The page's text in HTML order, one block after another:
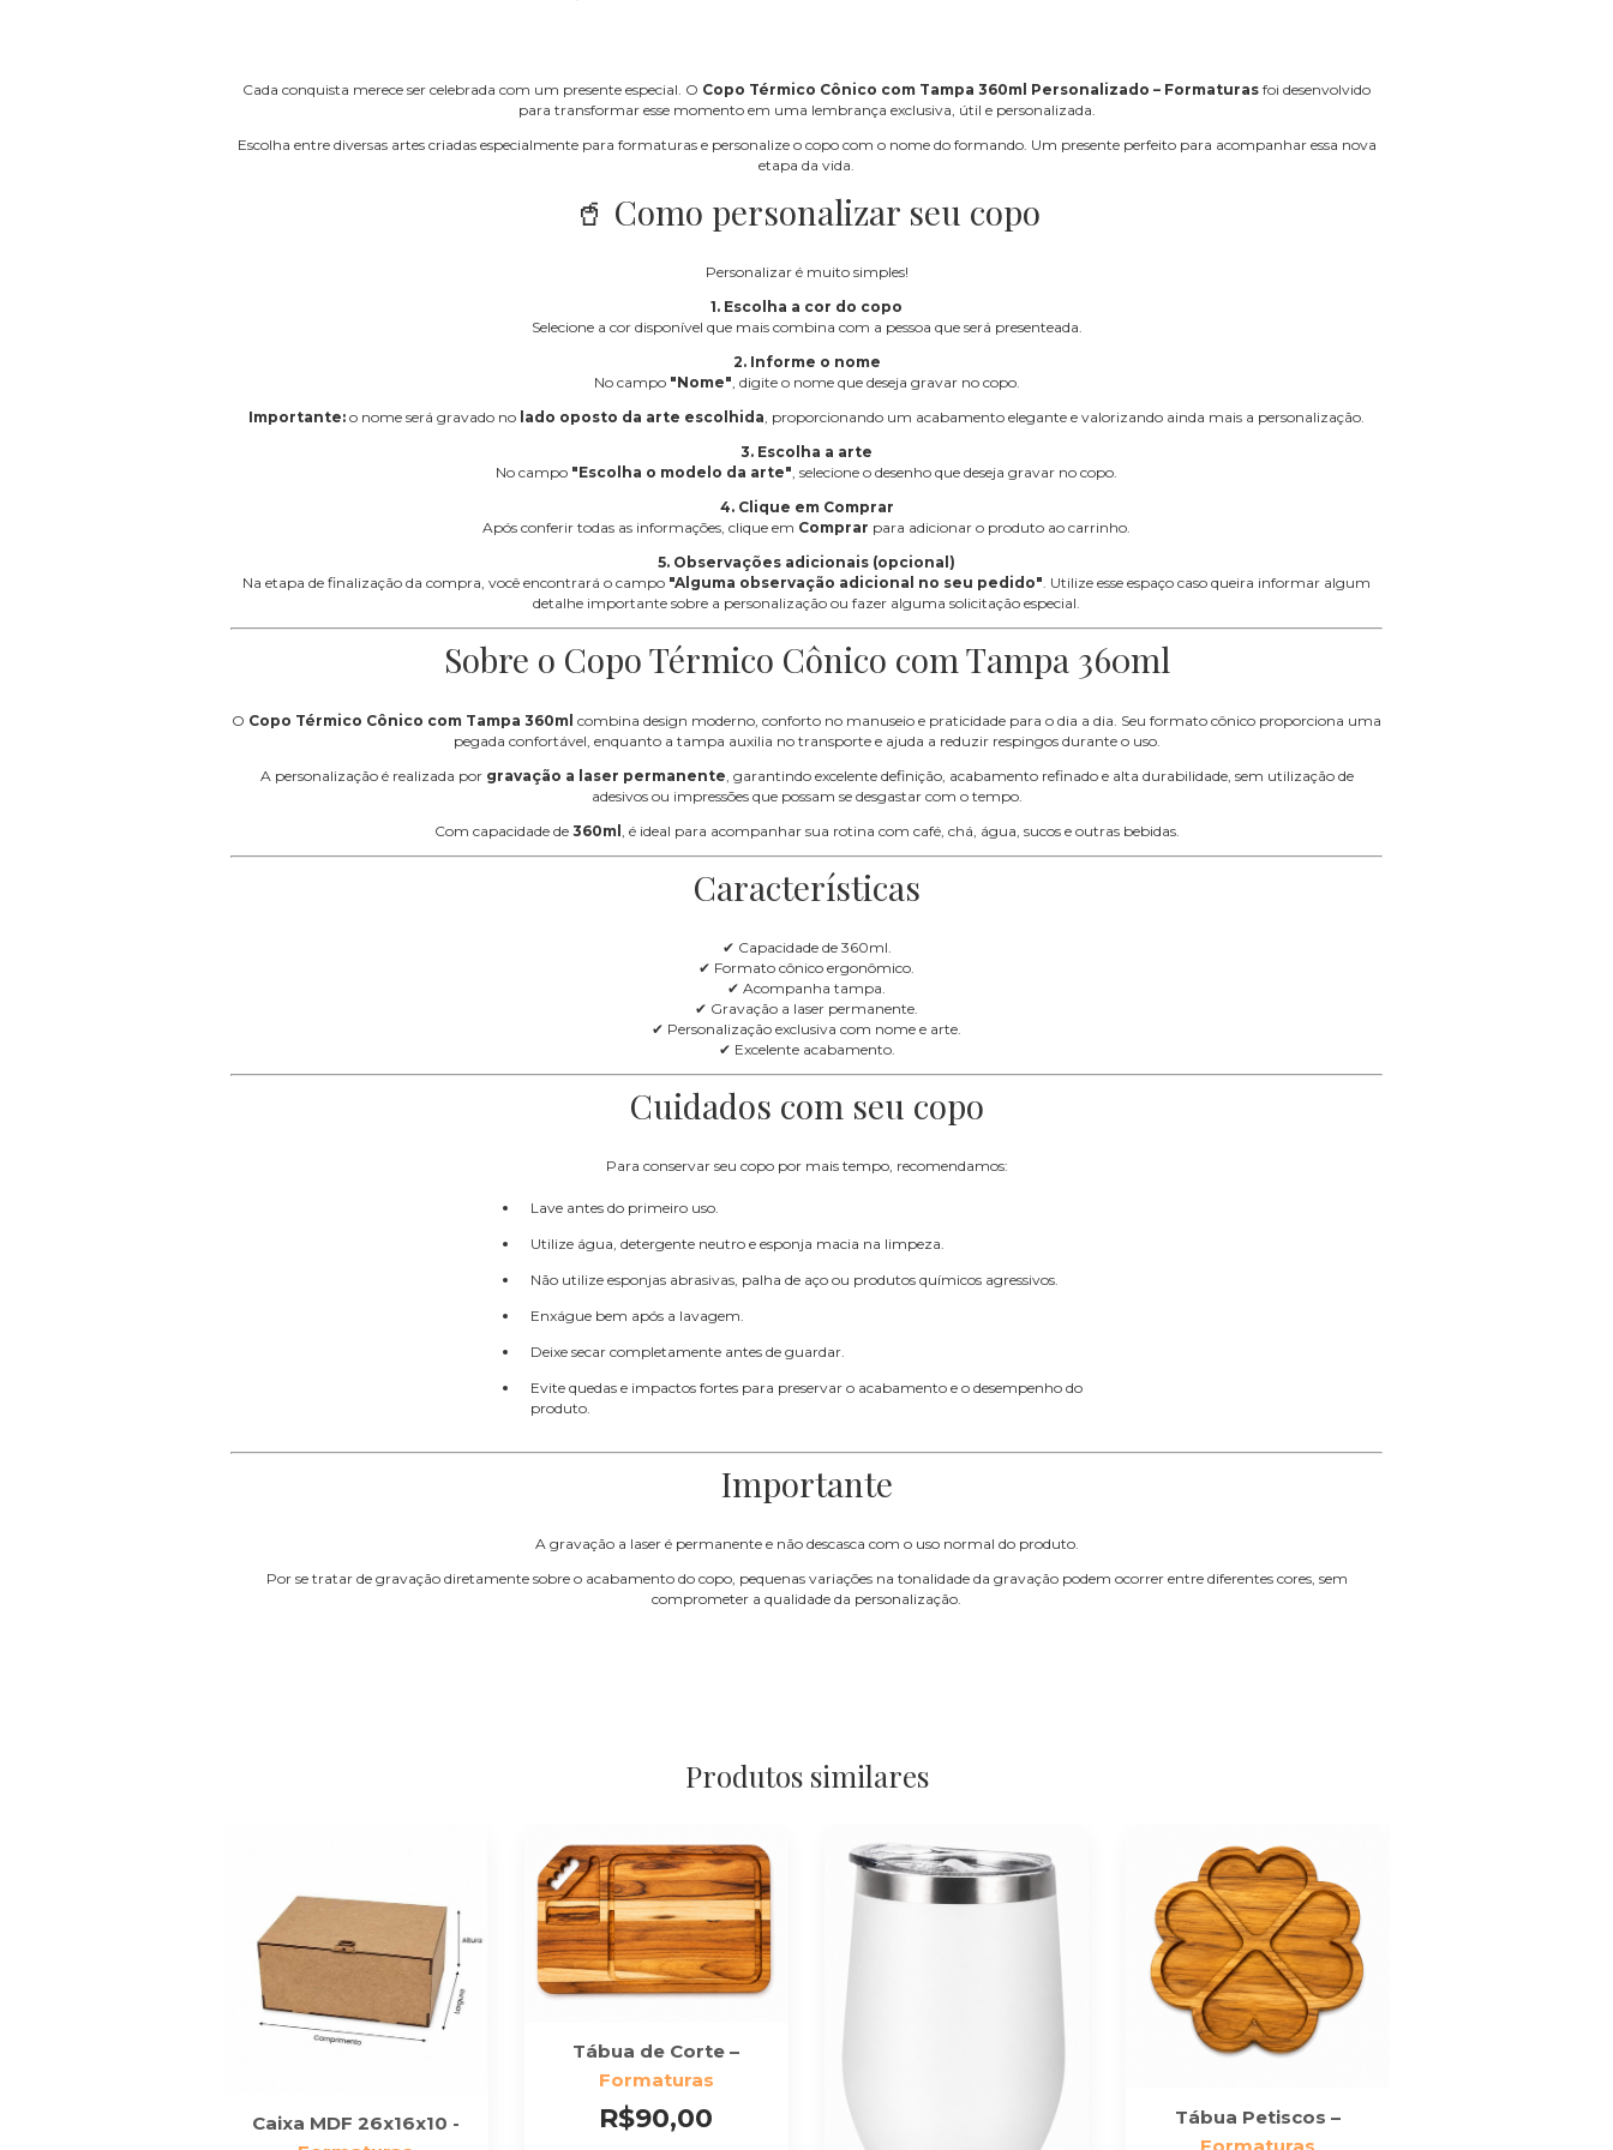
Cada conquista merece ser celebrada com um presente especial. O Copo Térmico Cônico com Tampa 360ml Personalizado – Formaturas foi desenvolvido
para transformar esse momento em uma lembrança exclusiva, útil e personalizada.
Escolha entre diversas artes criadas especialmente para formaturas e personalize o copo com o nome do formando. Um presente perfeito para acompanhar essa nova
etapa da vida.
🥤 Como personalizar seu copo
Personalizar é muito simples!
1. Escolha a cor do copo
Selecione a cor disponível que mais combina com a pessoa que será presenteada.
2. Informe o nome
No campo "Nome", digite o nome que deseja gravar no copo.
Importante: o nome será gravado no lado oposto da arte escolhida, proporcionando um acabamento elegante e valorizando ainda mais a personalização.
3. Escolha a arte
No campo "Escolha o modelo da arte", selecione o desenho que deseja gravar no copo.
4. Clique em Comprar
Após conferir todas as informações, clique em Comprar para adicionar o produto ao carrinho.
5. Observações adicionais (opcional)
Na etapa de finalização da compra, você encontrará o campo "Alguma observação adicional no seu pedido". Utilize esse espaço caso queira informar algum
detalhe importante sobre a personalização ou fazer alguma solicitação especial.
Sobre o Copo Térmico Cônico com Tampa 360ml
O Copo Térmico Cônico com Tampa 360ml combina design moderno, conforto no manuseio e praticidade para o dia a dia. Seu formato cônico proporciona uma
pegada confortável, enquanto a tampa auxilia no transporte e ajuda a reduzir respingos durante o uso.
A personalização é realizada por gravação a laser permanente , garantindo excelente definição, acabamento refinado e alta durabilidade, sem utilização de
adesivos ou impressões que possam se desgastar com o tempo.
Com capacidade de 360ml , é ideal para acompanhar sua rotina com café, chá, água, sucos e outras bebidas.
Características
✔ Capacidade de 360ml.
✔ Formato cônico ergonômico.
✔ Acompanha tampa.
✔ Gravação a laser permanente.
✔ Personalização exclusiva com nome e arte.
✔ Excelente acabamento.
Cuidados com seu copo
Para conservar seu copo por mais tempo, recomendamos:
Lave antes do primeiro uso.
Utilize água, detergente neutro e esponja macia na limpeza.
Não utilize esponjas abrasivas, palha de aço ou produtos químicos agressivos.
Enxágue bem após a lavagem.
Deixe secar completamente antes de guardar.
Evite quedas e impactos fortes para preservar o acabamento e o desempenho do
produto.
Importante
A gravação a laser é permanente e não descasca com o uso normal do produto.
Por se tratar de gravação diretamente sobre o acabamento do copo, pequenas variações na tonalidade da gravação podem ocorrer entre diferentes cores, sem
comprometer a qualidade da personalização.
Produtos similares
Caixa MDF 26x16x10 -
Tábua de Corte –
Formaturas
R$90,00
Tábua Petiscos –